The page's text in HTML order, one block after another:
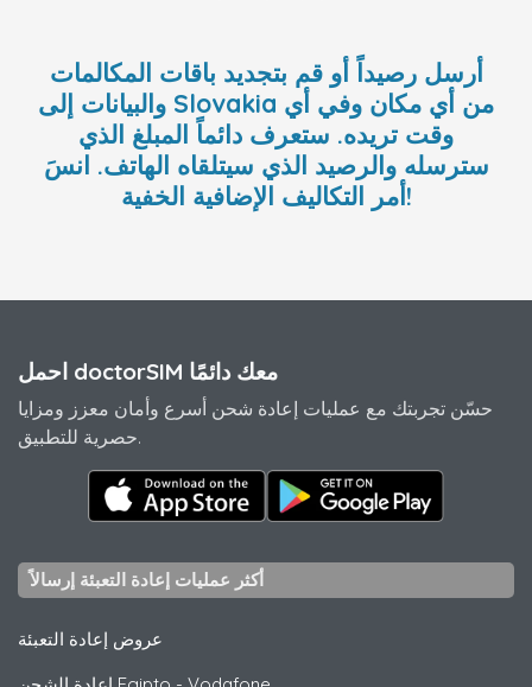
أرسل رصيداً أو قم بتجديد باقات المكالمات
والبيانات إلى Slovakia من أي مكان وفي أي
وقت تريده. ستعرف دائماً المبلغ الذي
سترسله والرصيد الذي سيتلقاه الهاتف. انسَ
أمر التكاليف الإضافية الخفية!
احمل doctorSIM معك دائمًا
حسّن تجربتك مع عمليات إعادة شحن أسرع وأمان معزز ومزايا
حصرية للتطبيق.
أكثر عمليات إعادة التعبئة إرسالاً
عروض إعادة التعبئة